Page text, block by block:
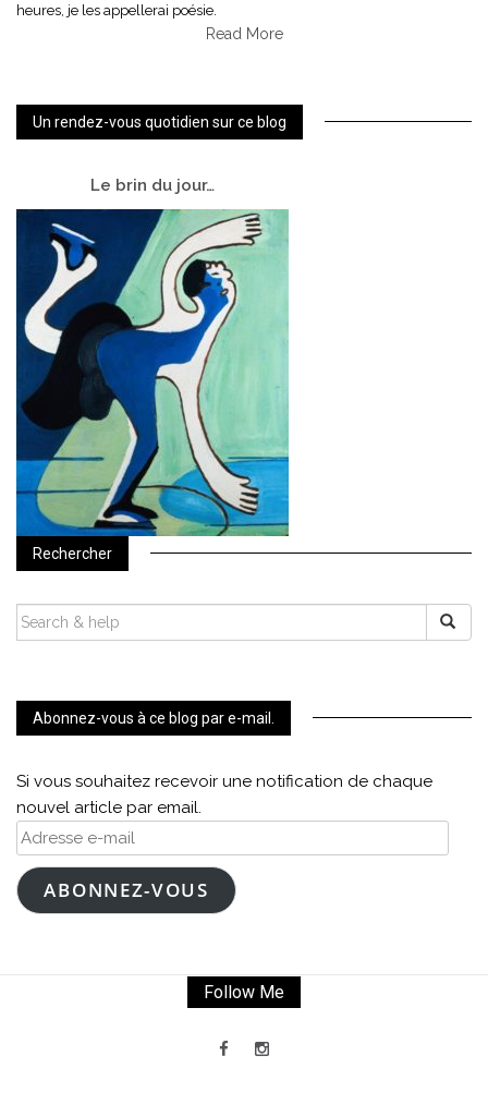
heures, je les appellerai poésie.
Read More
Un rendez-vous quotidien sur ce blog
Le brin du jour…
Rechercher
SEARCH
FOR:
Abonnez-vous à ce blog par e-mail.
Si vous souhaitez recevoir une notification de chaque
nouvel article par email.
Adresse
e-
mailABONNEZ-VOUS
Follow Me